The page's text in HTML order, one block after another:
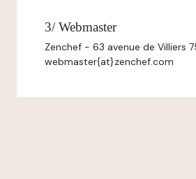
3/ Webmaster
Zenchef - 63 avenue de Villiers
webmaster{at}zenchef.com